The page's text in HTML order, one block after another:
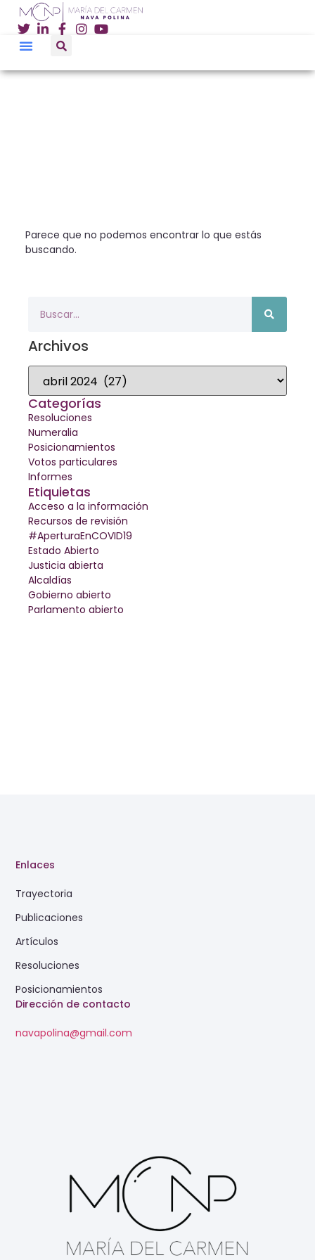
Parece que no podemos encontrar lo que estás
buscando.
Archivos
Categorías
Resoluciones
Numeralia
Posicionamientos
Votos particulares
Informes
Etiquietas
Acceso a la información
Recursos de revisión
#AperturaEnCOVID19
Estado Abierto
Justicia abierta
Alcaldías
Gobierno abierto
Parlamento abierto
Dirección de contacto
navapolina@gmail.com
Enlaces
Trayectoria
Publicaciones
Artículos
Resoluciones
Posicionamientos